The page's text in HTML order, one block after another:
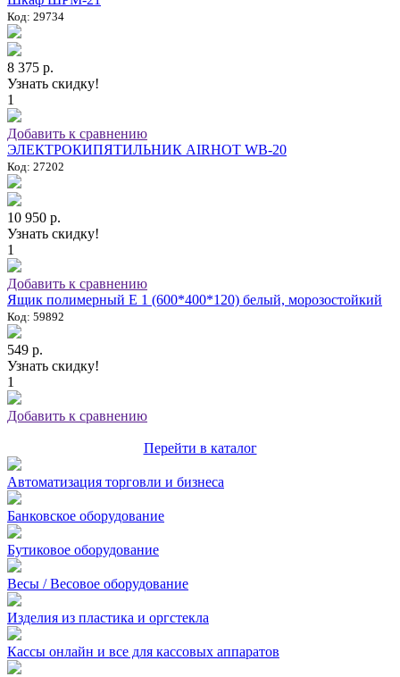
Код: 29734
8 375 р.
Узнать скидку!
1
Добавить к сравнению
ЭЛЕКТРОКИПЯТИЛЬНИК AIRHOT WB-20
Код: 27202
10 950 р.
Узнать скидку!
1
Добавить к сравнению
Ящик полимерный E 1 (600*400*120) белый, морозостойкий
Код: 59892
549 р.
Узнать скидку!
1
Добавить к сравнению
Перейти в каталог
Автоматизация торговли и бизнеса
Банковское оборудование
Бутиковое оборудование
Весы / Весовое оборудование
Изделия из пластика и оргстекла
Кассы онлайн и все для кассовых аппаратов